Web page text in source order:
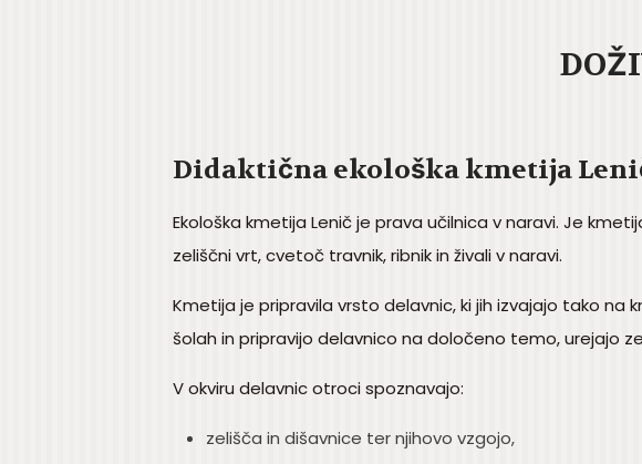
Didaktična ekološka kmetija
Ekološka kmetija Lenič je prava učilnica v naravi. Je
zeliščni vrt, cvetoč travnik, ribnik in živali v naravi.
Kmetija je pripravila vrsto delavnic, ki jih izvajajo tako na
šolah in pripravijo delavnico na določeno temo, urejajo
V okviru delavnic otroci spoznavajo:
zelišča in dišavnice ter njihovo vzgojo,